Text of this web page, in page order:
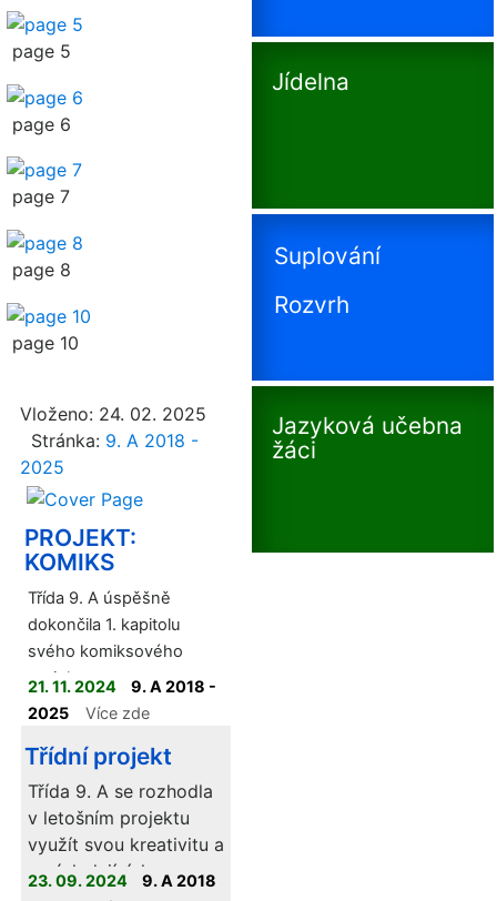
page 5
page 6
page 7
page 8
page 10
Vloženo: 24. 02. 2025
Stránka: 9. A 2018 -
2025
PROJEKT:
KOMIKS
Třída 9. A úspěšně
dokončila 1. kapitolu
svého komiksového
projektu.
21. 11. 2024
9. A 2018 -
2025
Více zde
Třídní projekt
Třída 9. A se rozhodla
v letošním projektu
využít svou kreativitu a
v následujících
23. 09. 2024
9. A 2018
Jídelna
Suplování
Rozvrh
Jazyková učebna
žáci